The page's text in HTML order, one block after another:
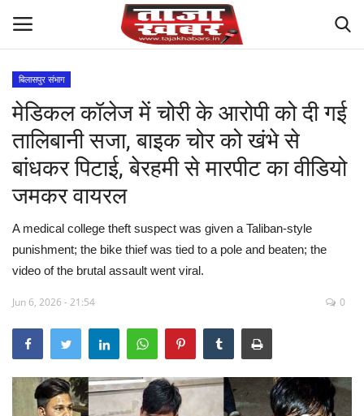
मध्य प्रदेश
विश्व
देश
विदेश
मुख्य समाचार
राष्ट्रीय
खेल
बिलासपुर संभाग
मेडिकल कॉलेज में चोरी के आरोपी को दी गई
तालिबानी सजा, बाइक चोर को खंभे से
बांधकर पिटाई, बेरहमी से मारपीट का वीडियो
जमकर वायरल
A medical college theft suspect was given a Taliban-style
punishment; the bike thief was tied to a pole and beaten; the
video of the brutal assault went viral.
Jun 6, 2026 - 21:54 0